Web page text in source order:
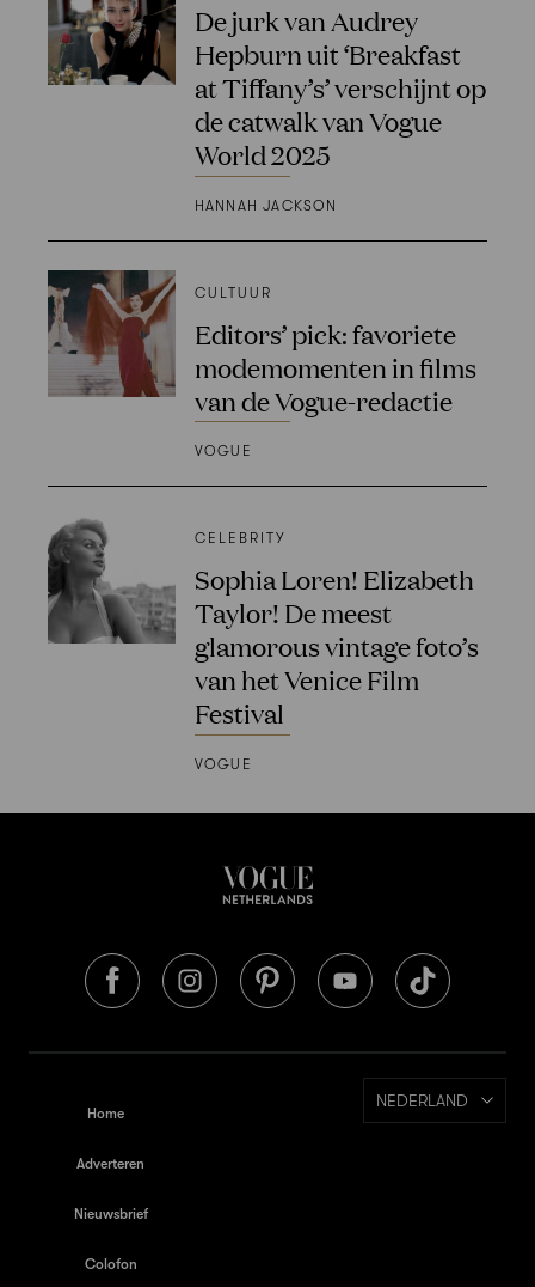
De jurk van Audrey
Hepburn uit ‘Breakfast
at Tiffany’s’ verschijnt op
de catwalk van Vogue
World 2025
HANNAH JACKSON
CULTUUR
Editors’ pick: favoriete
modemomenten in films
van de Vogue-redactie
VOGUE
CELEBRITY
Sophia Loren! Elizabeth
Taylor! De meest
glamorous vintage foto’s
van het Venice Film
Festival
VOGUE
Home
Adverteren
Nieuwsbrief
Colofon
NEDERLAND